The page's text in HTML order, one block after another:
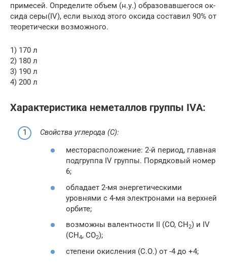
примесей. Определите объем (н.у.) образовавшегося ок­
сида cepы(IV), если выход этого оксида составил 90% от
теоретически возможного.
1) 170 л
2) 180 л
3) 190 л
4) 200 л
Характеристика неметаллов группы IVА:
Свойства углерода (C):
месторасположение: 2-й период, главная
подгруппа IV группы. Порядковый номер
6;
обладает 2-мя энергетическими
уровнями с 4-мя электронами на верхней
орбите;
возможны валентности II (CO, CH2) и IV
(CH4, CO2);
степени окисления (С.О.) от -4 до +4;